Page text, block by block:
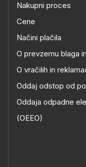
Nakupni proces
Cene
Načini plačila
O prevzemu blaga
O vračilih in
Oddaj odstop od
Oddaja odpadne
(OEEO)